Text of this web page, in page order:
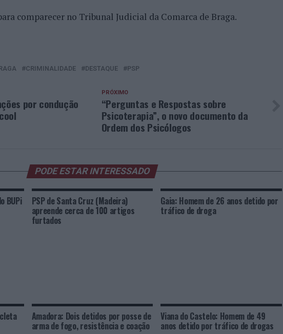
comparecer no Tribunal Judicial da Comarca de Braga.
CRIMINALIDADE DESTAQUE PSP
PRÓXIMO
“Perguntas e Respostas sobre
Psicoterapia”, o novo documento da
Ordem dos Psicólogos
por condução
PODE ESTAR INTERESSADO
BUPi PSP de Santa Cruz (Madeira)
apreende cerca de 100 artigos
furtados
Gaia: Homem de 26 anos detido por
tráfico de droga
Amadora: Dois detidos por posse de
arma de fogo, resistência e coação
Viana do Castelo: Homem de 49
anos detido por tráfico de drogas